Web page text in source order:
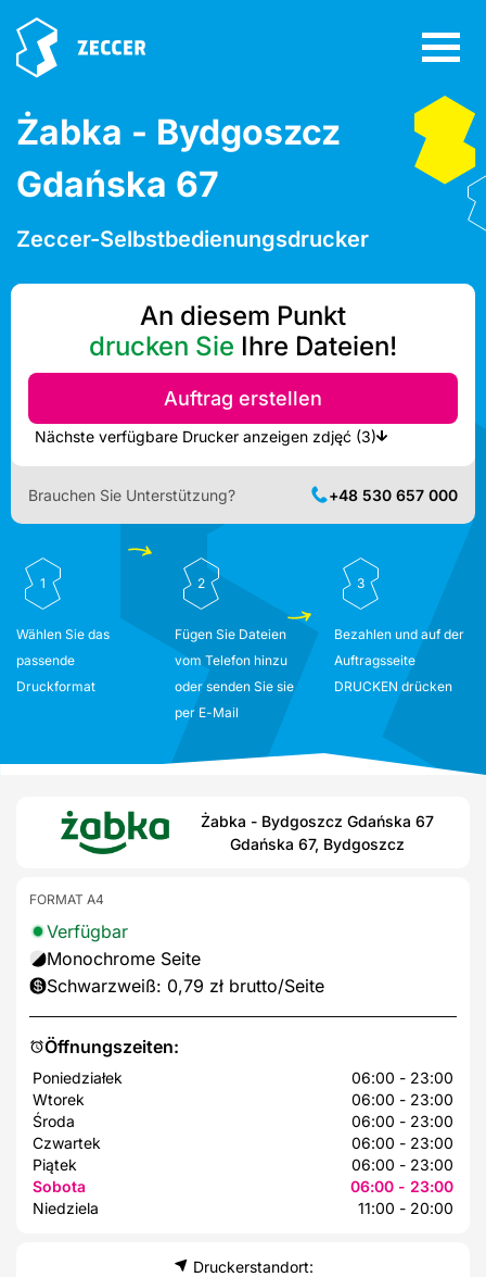
Żabka - Bydgoszcz
Gdańska 67
Zeccer-Selbstbedienungsdrucker
An diesem Punkt
drucken Sie Ihre Dateien!
Auftrag erstellen
Nächste verfügbare Drucker anzeigen zdjęć (3)
Brauchen Sie Unterstützung? +48 530 657 000
1
Wählen Sie das
passende
Druckformat
2
Fügen Sie Dateien
vom Telefon hinzu
oder senden Sie sie
per E-Mail
3
Bezahlen und auf der
Auftragsseite
DRUCKEN drücken
Żabka - Bydgoszcz Gdańska 67
Gdańska 67, Bydgoszcz
Öffnungszeiten:
Poniedziałek
06:00 - 23:00
Wtorek
06:00 - 23:00
Środa
06:00 - 23:00
Czwartek
06:00 - 23:00
Piątek
06:00 - 23:00
Sobota
06:00 - 23:00
Niedziela
11:00 - 20:00
FORMAT A4
Verfügbar
Monochrome Seite
Schwarzweiß: 0,79 zł brutto/Seite
Druckerstandort: